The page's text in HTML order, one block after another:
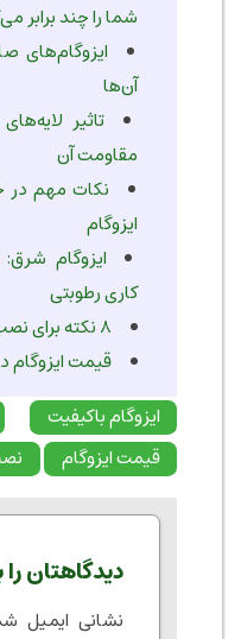
شما را چند برابر
ایزوگام‌های
آن‌ها
تاثیر
مقاومت آن
نکات مهم در
ایزوگام
ایزوگام
کاری رطوبتی
۸ نکته برای نصب و نگهداری از ایزوگام
قیمت ایزوگام
ایزوگام باکیفیت
قیمت ایزوگام
دیدگاهتان
نشانی ایمیل